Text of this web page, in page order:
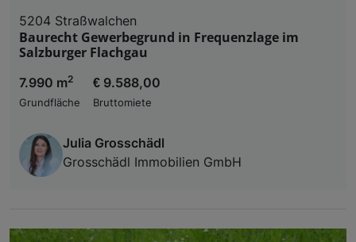
5204 Straßwalchen
Baurecht Gewerbegrund in Frequenzlage im
Salzburger Flachgau
7.990 m2
Grundfläche
€ 9.588,00
Bruttomiete
Julia Grosschädl
Grosschädl Immobilien GmbH